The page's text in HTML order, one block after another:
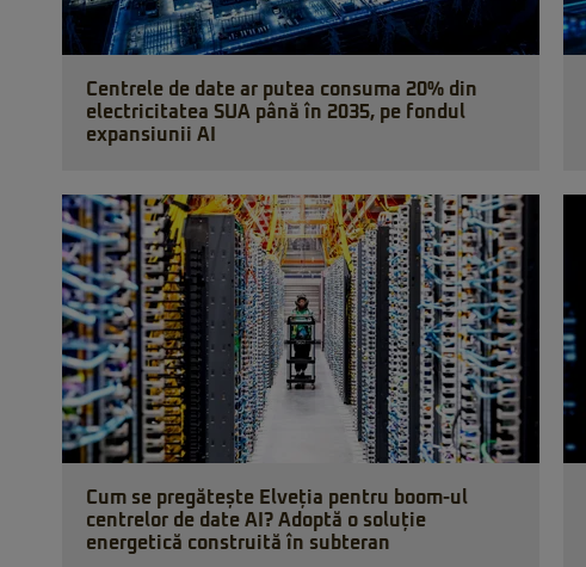
Centrele de date ar putea consuma 20% din
electricitatea SUA până în 2035, pe fondul
expansiunii AI
Cum se pregătește Elveția pentru boom-ul
centrelor de date AI? Adoptă o soluție
energetică construită în subteran